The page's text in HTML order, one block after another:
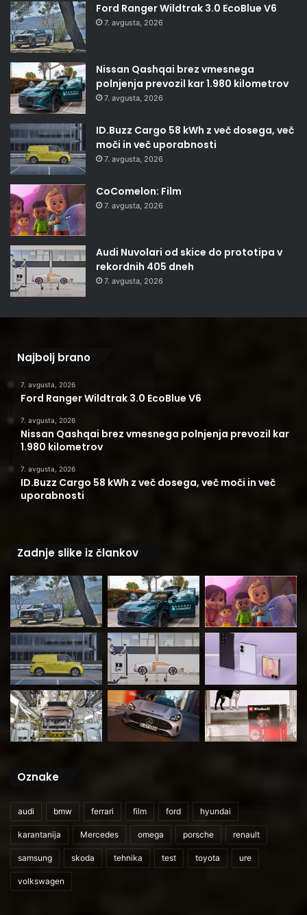
Ford Ranger Wildtrak 3.0 EcoBlue V6
7. avgusta, 2026
Nissan Qashqai brez vmesnega
polnjenja prevozil kar 1.980 kilometrov
7. avgusta, 2026
ID.Buzz Cargo 58 kWh z več dosega, več
moči in več uporabnosti
7. avgusta, 2026
CoComelon: Film
7. avgusta, 2026
Audi Nuvolari od skice do prototipa v
rekordnih 405 dneh
7. avgusta, 2026
Najbolj brano
7. avgusta, 2026
Ford Ranger Wildtrak 3.0 EcoBlue V6
7. avgusta, 2026
Nissan Qashqai brez vmesnega polnjenja prevozil kar
1.980 kilometrov
7. avgusta, 2026
ID.Buzz Cargo 58 kWh z več dosega, več moči in več
uporabnosti
Zadnje slike iz člankov
Oznake
audi bmw ferrari film ford hyundai
karantanija Mercedes omega porsche renault
samsung skoda tehnika test toyota ure
volkswagen